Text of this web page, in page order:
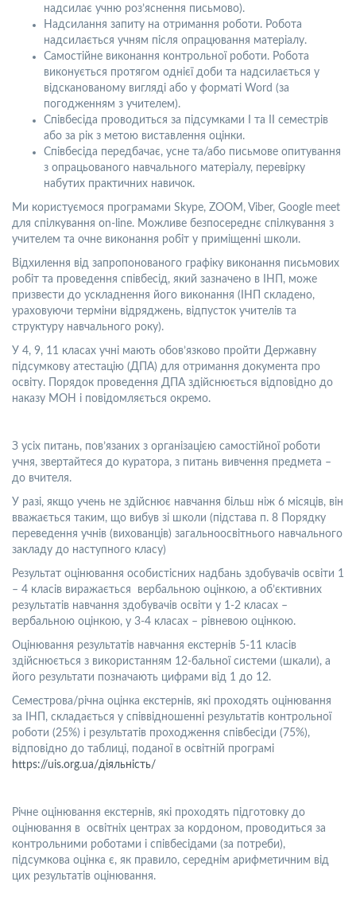
надсилає учню роз’яснення письмово).
Надсилання запиту на отримання роботи. Робота
надсилається учням після опрацювання матеріалу.
Самостійне виконання контрольної роботи. Робота
виконується протягом однієї доби та надсилається у
відсканованому вигляді або у форматі Word (за
погодженням з учителем).
Співбесіда проводиться за підсумками І та ІІ семестрів
або за рік з метою виставлення оцінки.
Співбесіда передбачає, усне та/або письмове опитування
з опрацьованого навчального матеріалу, перевірку
набутих практичних навичок.
Ми користуємося програмами Skype, ZOOM, Viber, Google meet
для спілкування оn-line. Можливе безпосереднє спілкування з
учителем та очне виконання робіт у приміщенні школи.
Відхилення від запропонованого графіку виконання письмових
робіт та проведення співбесід, який зазначено в ІНП, може
призвести до ускладнення його виконання (ІНП складено,
ураховуючи терміни відряджень, відпусток учителів та
структуру навчального року).
У 4, 9, 11 класах учні мають обов’язково пройти Державну
підсумкову атестацію (ДПА) для отримання документа про
освіту. Порядок проведення ДПА здійснюється відповідно до
наказу МОН і повідомляється окремо.
З усіх питань, пов’язаних з організацією самостійної роботи
учня, звертайтеся до куратора, з питань вивчення предмета –
до вчителя.
У разі, якщо учень не здійснює навчання більш ніж 6 місяців, він
вважається таким, що вибув зі школи (підстава п. 8 Порядку
переведення учнів (вихованців) загальноосвітнього навчального
закладу до наступного класу)
Результат оцінювання особистісних надбань здобувачів освіти 1
– 4 класів виражається вербальною оцінкою, а об’єктивних
результатів навчання здобувачів освіти у 1-2 класах –
вербальною оцінкою, у 3-4 класах – рівневою оцінкою.
Оцінювання результатів навчання екстернів 5-11 класів
здійснюється з використанням 12-бальної системи (шкали), а
його результати позначають цифрами від 1 до 12.
Семестрова/річна оцінка екстернів, які проходять оцінювання
за ІНП, складається у співвідношенні результатів контрольної
роботи (25%) і результатів проходження співбесіди (75%),
відповідно до таблиці, поданої в освітній програмі
https://uis.org.ua/дiяльнiсть/
Річне оцінювання екстернів, які проходять підготовку до
оцінювання в освітніх центрах за кордоном, проводиться за
контрольними роботами і співбесідами (за потреби),
підсумкова оцінка є, як правило, середнім арифметичним від
цих результатів оцінювання.